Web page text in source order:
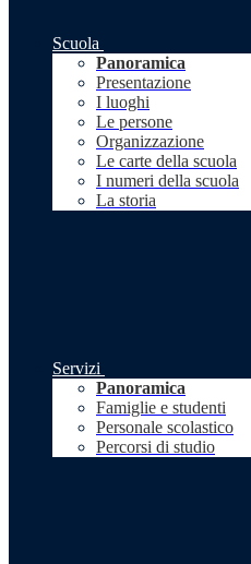
Scuola
Panoramica
Presentazione
I luoghi
Le persone
Organizzazione
Le carte della scuola
I numeri della scuola
La storia
Servizi
Panoramica
Famiglie e studenti
Personale scolastico
Percorsi di studio